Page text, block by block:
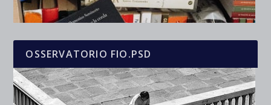
OSSERVATORIO FIO.PSD